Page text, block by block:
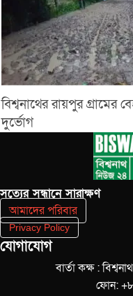
বিশ্বনাথের রায়পুর গ্রামের
দুর্ভোগ
সত‌্যের সন্ধানে সারাক্ষণ
আমাদের পরিবার
Privacy Policy
যোগাযোগ
বার্তা কক্ষ :
ফোন: